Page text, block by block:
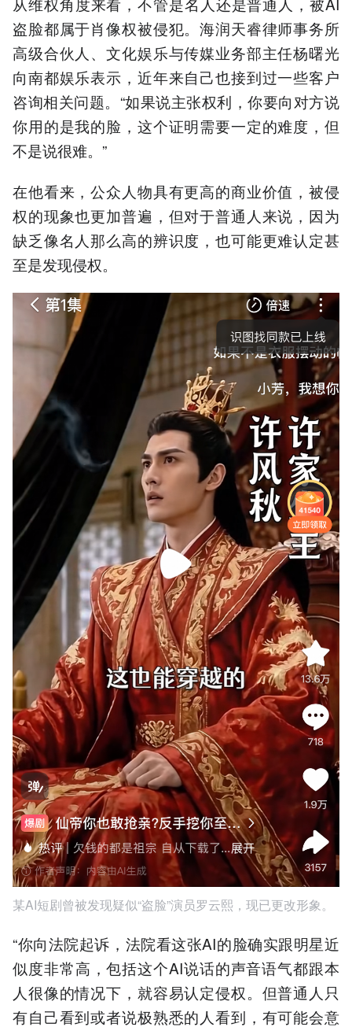
盗脸都属于肖像权被侵犯。海润天睿律师事务所
高级合伙人、文化娱乐与传媒业务部主任杨曙光
向南都娱乐表示，近年来自己也接到过一些客户
咨询相关问题。“如果说主张权利，你要向对方说
你用的是我的脸，这个证明需要一定的难度，但
不是说很难。”
在他看来，公众人物具有更高的商业价值，被侵
权的现象也更加普遍，但对于普通人来说，因为
缺乏像名人那么高的辨识度，也可能更难认定甚
至是发现侵权。
某AI短剧曾被发现疑似“盗脸”演员罗云熙，现已更改形象。
“你向法院起诉，法院看这张AI的脸确实跟明星近
似度非常高，包括这个AI说话的声音语气都跟本
人很像的情况下，就容易认定侵权。但普通人只
有自己看到或者说极熟悉的人看到，有可能会意